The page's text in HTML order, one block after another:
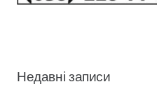
Недавні записи